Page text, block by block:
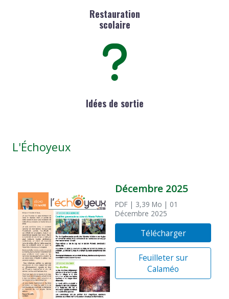
Restauration
scolaire
Idées de sortie
L'Échoyeux
Décembre 2025
PDF | 3,39 Mo | 01
Décembre 2025
Télécharger
Feuilleter sur
Calaméo